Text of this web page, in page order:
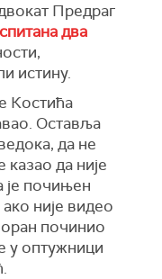
Предраг
два
истину.
Костића
Оставља
да не
казао да није
је почињен
није видео
починио
у оптужници